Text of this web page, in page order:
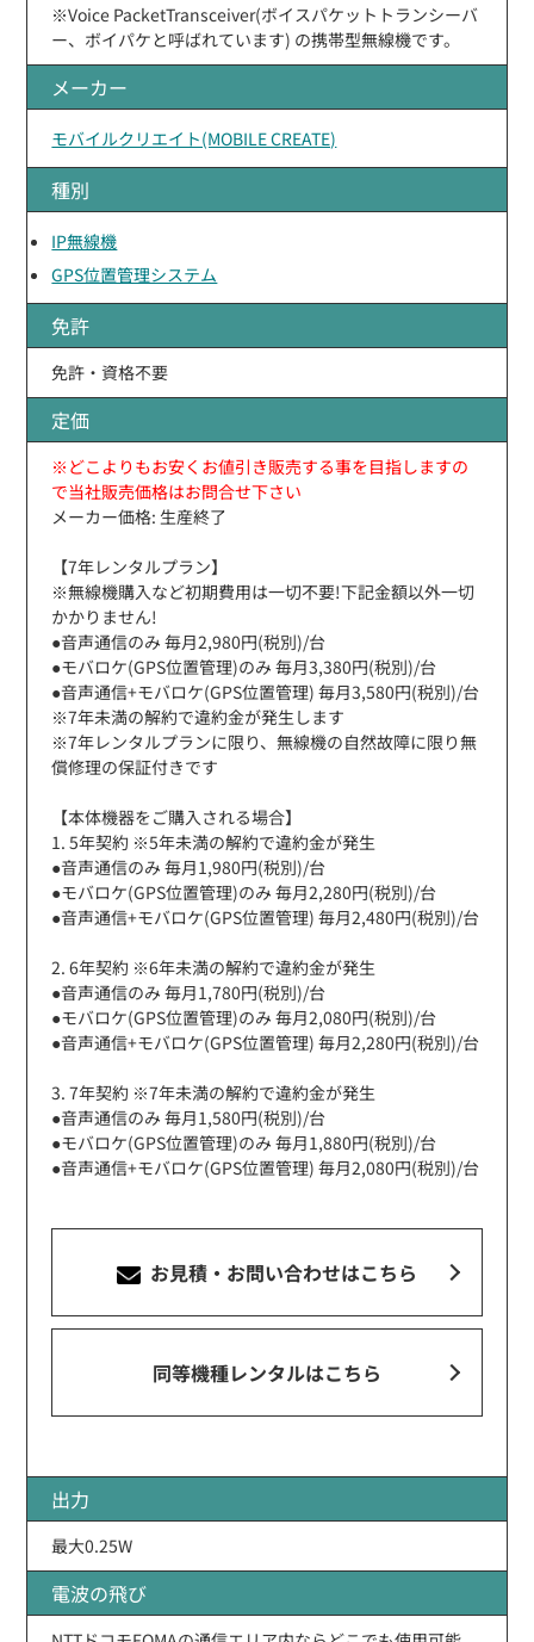
※Voice PacketTransceiver(ボイスパケットトランシーバ
ー、ボイパケと呼ばれています) の携帯型無線機です。
メーカー
モバイルクリエイト(MOBILE CREATE)
種別
IP無線機
GPS位置管理システム
免許
免許・資格不要
定価
※どこよりもお安くお値引き販売する事を目指しますの
で当社販売価格はお問合せ下さい
メーカー価格: 生産終了
【7年レンタルプラン】
※無線機購入など初期費用は一切不要!下記金額以外一切
かかりません!
●音声通信のみ 毎月2,980円(税別)/台
●モバロケ(GPS位置管理)のみ 毎月3,380円(税別)/台
●音声通信+モバロケ(GPS位置管理) 毎月3,580円(税別)/台
※7年未満の解約で違約金が発生します
※7年レンタルプランに限り、無線機の自然故障に限り無
償修理の保証付きです
【本体機器をご購入される場合】
1. 5年契約 ※5年未満の解約で違約金が発生
●音声通信のみ 毎月1,980円(税別)/台
●モバロケ(GPS位置管理)のみ 毎月2,280円(税別)/台
●音声通信+モバロケ(GPS位置管理) 毎月2,480円(税別)/台
2. 6年契約 ※6年未満の解約で違約金が発生
●音声通信のみ 毎月1,780円(税別)/台
●モバロケ(GPS位置管理)のみ 毎月2,080円(税別)/台
●音声通信+モバロケ(GPS位置管理) 毎月2,280円(税別)/台
3. 7年契約 ※7年未満の解約で違約金が発生
●音声通信のみ 毎月1,580円(税別)/台
●モバロケ(GPS位置管理)のみ 毎月1,880円(税別)/台
●音声通信+モバロケ(GPS位置管理) 毎月2,080円(税別)/台
お見積・お問い合わせはこちら
同等機種レンタルはこちら
出力
最大0.25W
電波の飛び